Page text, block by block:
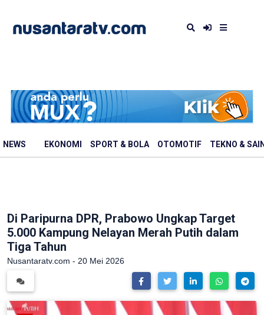
NEWS EKONOMI SPORT & BOLA OTOMOTIF TEKNO &
Di Paripurna DPR, Prabowo Ungkap Target
5.000 Kampung Nelayan Merah Putih dalam
Tiga Tahun
Nusantaratv.com - 20 Mei 2026